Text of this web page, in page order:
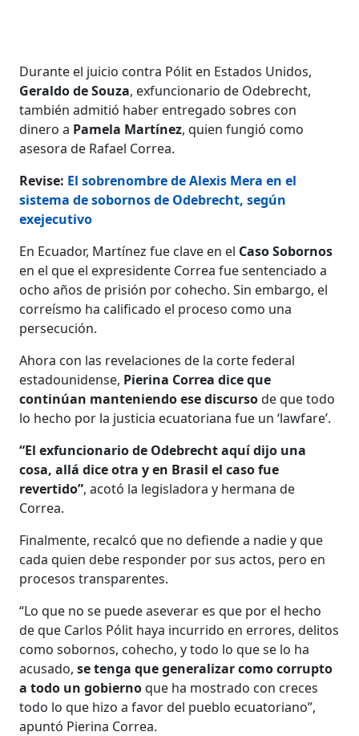
Durante el juicio contra Pólit en Estados Unidos,
Geraldo de Souza, exfuncionario de Odebrecht,
también admitió haber entregado sobres con
dinero a Pamela Martínez, quien fungió como
asesora de Rafael Correa.
Revise: El sobrenombre de Alexis Mera en el
sistema de sobornos de Odebrecht, según
exejecutivo
En Ecuador, Martínez fue clave en el Caso Sobornos
en el que el expresidente Correa fue sentenciado a
ocho años de prisión por cohecho. Sin embargo, el
correísmo ha calificado el proceso como una
persecución.
Ahora con las revelaciones de la corte federal
estadounidense, Pierina Correa dice que
continúan manteniendo ese discursode que todo
lo hecho por la justicia ecuatoriana fue un ‘lawfare’.
“El exfuncionario de Odebrecht aquí dijo una
cosa, allá dice otra y en Brasil el caso fue
revertido”, acotó la legisladora y hermana de
Correa.
Finalmente, recalcó que no defiende a nadie y que
cada quien debe responder por sus actos, pero en
procesos transparentes.
“Lo que no se puede aseverar es que por el hecho
de que Carlos Pólit haya incurrido en errores, delitos
como sobornos, cohecho, y todo lo que se lo ha
acusado,se tenga que generalizar como corrupto
a todo un gobiernoque ha mostrado con creces
todo lo que hizo a favor del pueblo ecuatoriano”,
apuntó Pierina Correa.